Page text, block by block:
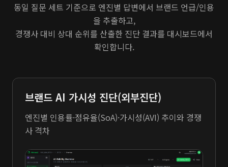
동일 질문 세트 기준으로 엔진별 답변에서 브랜드 언급/인용
을 추출하고,
경쟁사 대비 상대 순위를 산출한 진단 결과를 대시보드에서
확인합니다.
브랜드 AI 가시성 진단(외부진단)
엔진별 인용률·점유율(SoA)·가시성(AVI) 추이와 경쟁
사 격차